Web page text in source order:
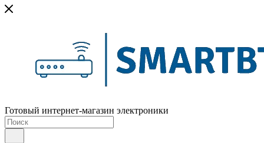
Готовый интернет-магазин электроники